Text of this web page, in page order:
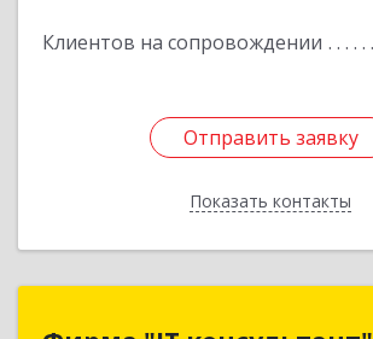
Клиентов на сопровождении
Отправить заявку
Показать контакты
Отправить заявку
Назад